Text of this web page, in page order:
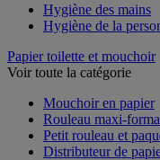
Hygiène des mains
Hygiène de la
Papier toilette et mouchoir
Voir toute la catégorie
Mouchoir en papier
Rouleau maxi-
Petit rouleau et
Distributeur de